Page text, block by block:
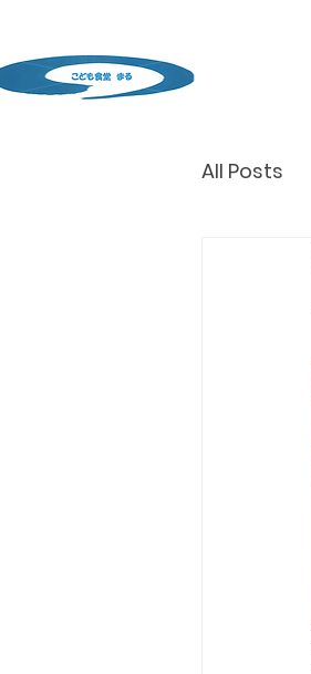
All Posts